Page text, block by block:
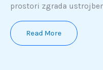
prostori zgrada
Read More